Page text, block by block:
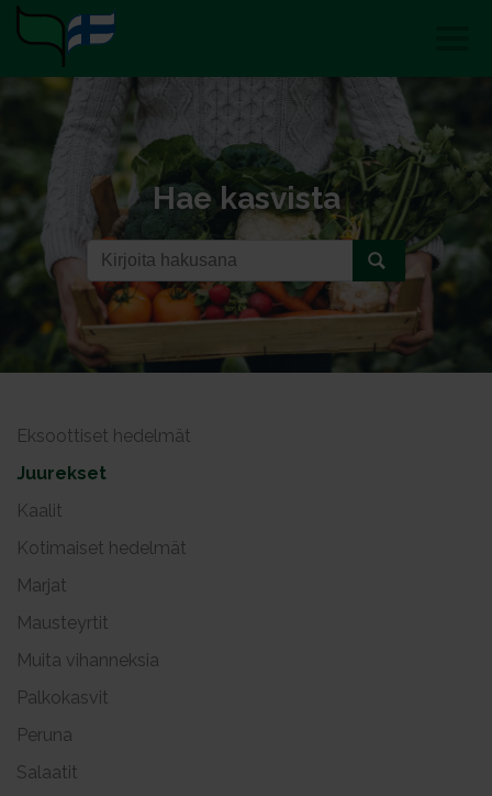
Hae kasvista
Eksoottiset hedelmät
Juurekset
Kaalit
Kotimaiset hedelmät
Marjat
Mausteyrtit
Muita vihanneksia
Palkokasvit
Peruna
Salaatit